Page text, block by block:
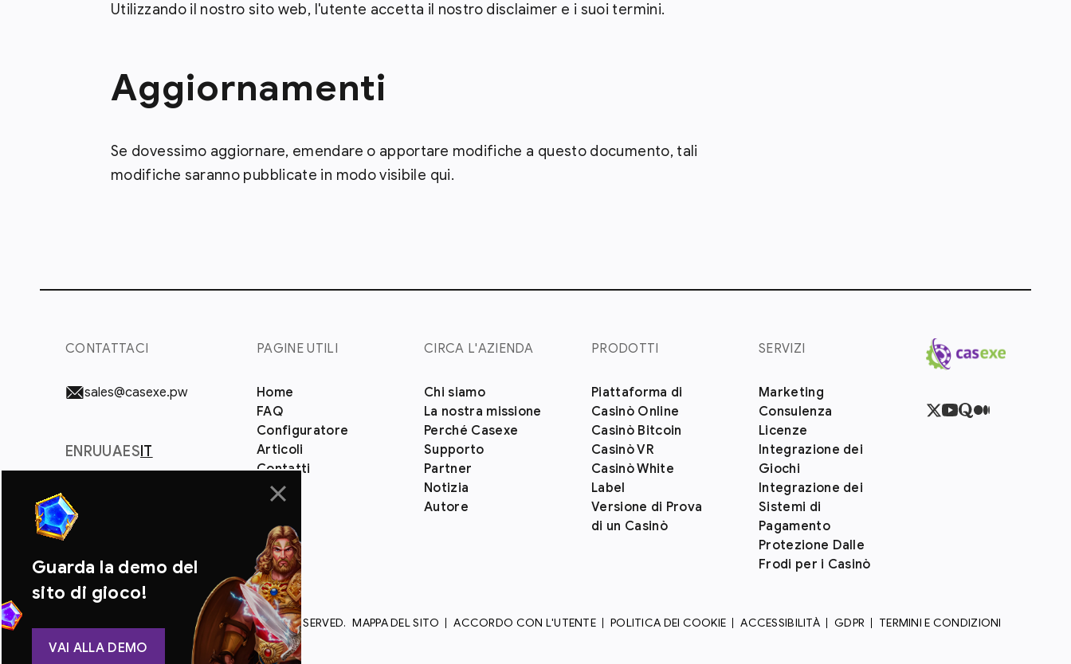
Utilizzando il nostro sito web, l'utente accetta il nostro disclaimer e i suoi termini.
Aggiornamenti
Se dovessimo aggiornare, emendare o apportare modifiche a questo documento, tali
modifiche saranno pubblicate in modo visibile qui.
CONTATTACI
sales@casexe.pw
EN RUUAES IT
PAGINE UTILI
Home
FAQ
Configuratore
Articoli
Contatti
CIRCA L'AZIENDA
Chi siamo
La nostra missione
Perché Casexe
Supporto
Partner
Notizia
Autore
PRODOTTI
Piattaforma di
Casinò Online
Casinò Bitcoin
Casinò VR
Casinò White
Label
Versione di Prova
di un Casinò
SERVIZI
Marketing
Consulenza
Licenze
Integrazione dei
Giochi
Integrazione dei
Sistemi di
Pagamento
Protezione Dalle
Frodi per i Casinò
© 2015-2026 CASEXE LIMITED. ALL RIGHTS RESERVED. MAPPA DEL SITO ACCORDO CON L'UTENTE POLITICA DEI COOKIE ACCESSIBILITÀ GDPR
TERMINI E CONDIZIONI
D'USO
Guarda la demo del
sito di gioco!
VAI ALLA DEMO